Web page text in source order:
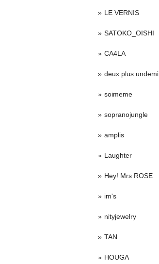
LE VERNIS
SATOKO_OISHI
CA4LA
deux plus undemi
soimeme
sopranojungle
amplis
Laughter
Hey! Mrs ROSE
im's
nityjewelry
TAN
HOUGA